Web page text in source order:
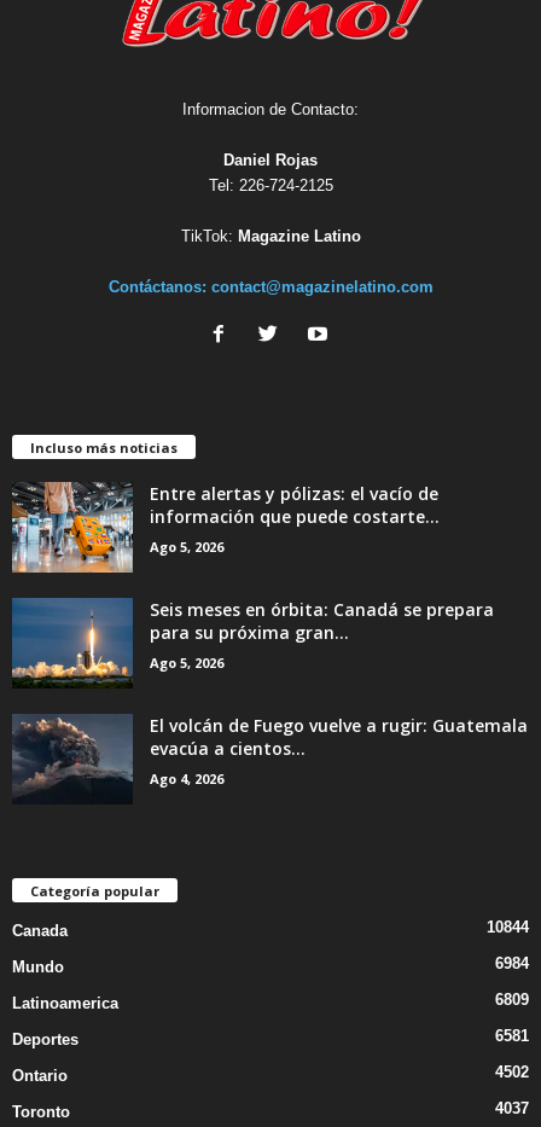
Informacion de Contacto:
Daniel Rojas
Tel: 226-724-2125
TikTok: Magazine Latino
Contáctanos: contact@magazinelatino.com
Incluso más noticias
Entre alertas y pólizas: el vacío de
información que puede costarte...
Ago 5, 2026
Seis meses en órbita: Canadá se prepara
para su próxima gran...
Ago 5, 2026
El volcán de Fuego vuelve a rugir: Guatemala
evacúa a cientos...
Ago 4, 2026
Categoría popular
Canada 10844
Mundo 6984
Latinoamerica 6809
Deportes 6581
Ontario 4502
Toronto 4037